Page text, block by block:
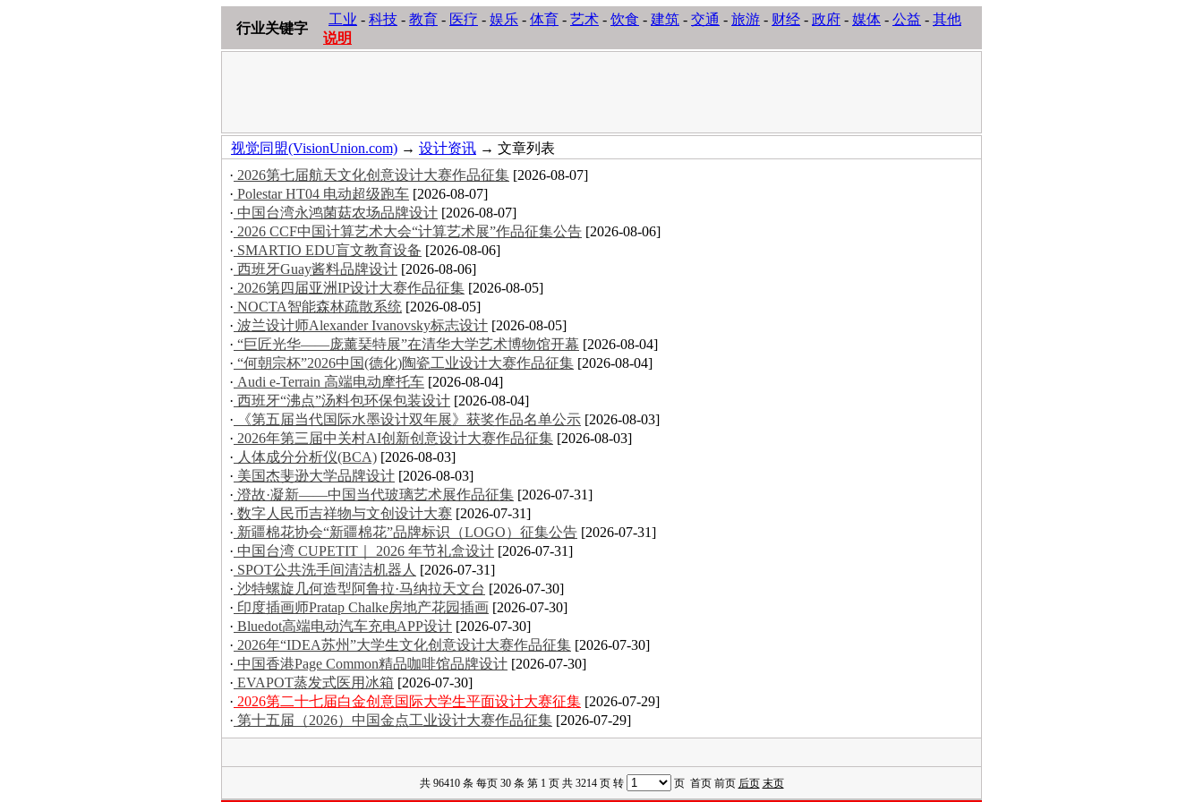
行业关键字
工业 - 科技 - 教育 - 医疗 - 娱乐 - 体育 - 艺术 - 饮食 - 建筑 - 交通 - 旅游 - 财经 - 政府 - 媒体 - 公益 - 其他
说明
视觉同盟(VisionUnion.com) → 设计资讯 → 文章列表
· 2026第七届航天文化创意设计大赛作品征集 [2026-08-07]
· Polestar HT04 电动超级跑车 [2026-08-07]
· 中国台湾永鸿菌菇农场品牌设计 [2026-08-07]
· 2026 CCF中国计算艺术大会“计算艺术展”作品征集公告 [2026-08-06]
· SMARTIO EDU盲文教育设备 [2026-08-06]
· 西班牙Guay酱料品牌设计 [2026-08-06]
· 2026第四届亚洲IP设计大赛作品征集 [2026-08-05]
· NOCTA智能森林疏散系统 [2026-08-05]
· 波兰设计师Alexander Ivanovsky标志设计 [2026-08-05]
· “巨匠光华——庞薰琹特展”在清华大学艺术博物馆开幕 [2026-08-04]
· “何朝宗杯”2026中国(德化)陶瓷工业设计大赛作品征集 [2026-08-04]
· Audi e-Terrain 高端电动摩托车 [2026-08-04]
· 西班牙“沸点”汤料包环保包装设计 [2026-08-04]
· 《第五届当代国际水墨设计双年展》获奖作品名单公示 [2026-08-03]
· 2026年第三届中关村AI创新创意设计大赛作品征集 [2026-08-03]
· 人体成分分析仪(BCA) [2026-08-03]
· 美国杰斐逊大学品牌设计 [2026-08-03]
· 澄故·凝新——中国当代玻璃艺术展作品征集 [2026-07-31]
· 数字人民币吉祥物与文创设计大赛 [2026-07-31]
· 新疆棉花协会“新疆棉花”品牌标识（LOGO）征集公告 [2026-07-31]
· 中国台湾 CUPETIT｜ 2026 年节礼盒设计 [2026-07-31]
· SPOT公共洗手间清洁机器人 [2026-07-31]
· 沙特螺旋几何造型阿鲁拉·马纳拉天文台 [2026-07-30]
· 印度插画师Pratap Chalke房地产花园插画 [2026-07-30]
· Bluedot高端电动汽车充电APP设计 [2026-07-30]
· 2026年“IDEA苏州”大学生文化创意设计大赛作品征集 [2026-07-30]
· 中国香港Page Common精品咖啡馆品牌设计 [2026-07-30]
· EVAPOT蒸发式医用冰箱 [2026-07-30]
· 2026第二十七届白金创意国际大学生平面设计大赛征集 [2026-07-29]
· 第十五届（2026）中国金点工业设计大赛作品征集 [2026-07-29]
共 96410 条 每页 30 条 第 1 页 共 3214 页 转 页 首页 前页 后页 末页